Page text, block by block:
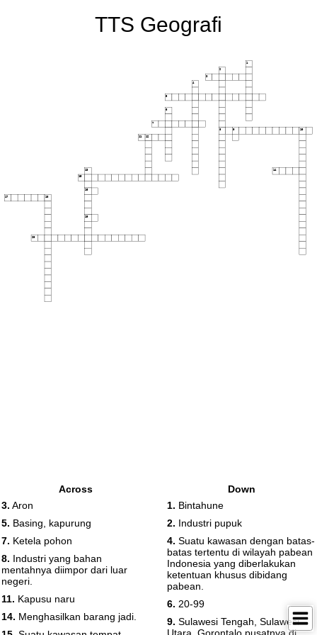
TTS Geografi
1
2
3
4
5
6
7
9
10
11
12
13 14
15
16
17
18
19
20
Across
3. Aron
5. Basing, kapurung
7. Ketela pohon
8. Industri yang bahan
mentahnya diimpor dari luar
negeri.
11. Kapusu naru
14. Menghasilkan barang jadi.
Down
1. Bintahune
2. Industri pupuk
4. Suatu kawasan dengan batas-
batas tertentu di wilayah pabean
Indonesia yang diberlakukan
ketentuan khusus dibidang
pabean.
6. 20-99
9. Sulawesi Tengah, Sulawesi